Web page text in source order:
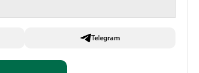
Telegram